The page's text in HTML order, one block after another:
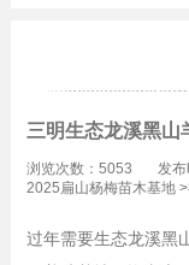
三明生态龙溪黑山
浏览次数：5053
发
2025扁山杨梅苗木基地>
过年需要生态龙溪黑